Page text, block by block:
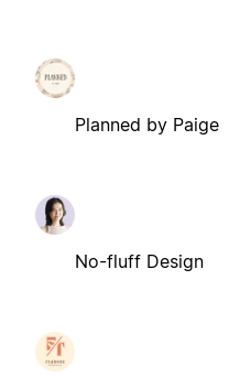
Planned by Paige
No-fluff Design